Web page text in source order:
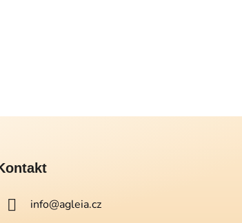
info@agleia.cz